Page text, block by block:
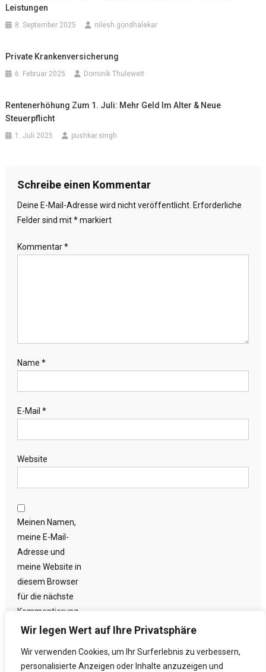
Wir legen Wert auf Ihre Privatsphäre
Wir verwenden Cookies, um Ihr Surferlebnis zu verbessern,
personalisierte Anzeigen oder Inhalte anzuzeigen und
Leistungen
8. September 2025 nilesh.gondhalekar
Private Krankenversicherung
6. Februar 2025 Dominik Thuleweit
Rentenerhöhung Zum 1. Juli: Mehr Geld Im Alter & Neue
Steuerpflicht
1. Juli 2025 pushkar.singh
Schreibe einen Kommentar
Deine E-Mail-Adresse wird nicht veröffentlicht. Erforderliche
Felder sind mit*markiert
Kommentar*
Name *
E-Mail *
Website
Meinen Namen,
meine E-Mail-
Adresse und
meine Website in
diesem Browser
für die nächste
Kommentierung
speichern.